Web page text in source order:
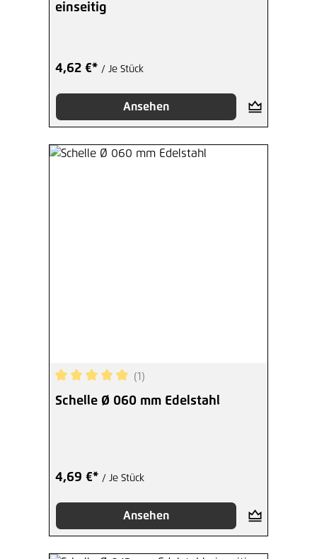
einseitig
4,62 €* / Je Stück
Ansehen
Durchschnittliche Bewertung von 5 von 5
(1)
Schelle Ø 060 mm Edelstahl
4,69 €* / Je Stück
Ansehen